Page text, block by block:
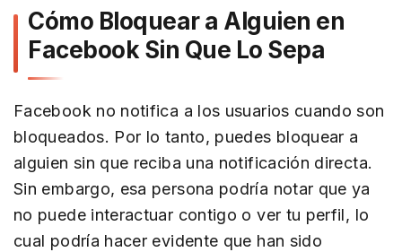
Cómo Bloquear a Alguien en
Facebook Sin Que Lo Sepa
Facebook no notifica a los usuarios cuando son
bloqueados. Por lo tanto, puedes bloquear a
alguien sin que reciba una notificación directa.
Sin embargo, esa persona podría notar que ya
no puede interactuar contigo o ver tu perfil, lo
cual podría hacer evidente que han sido